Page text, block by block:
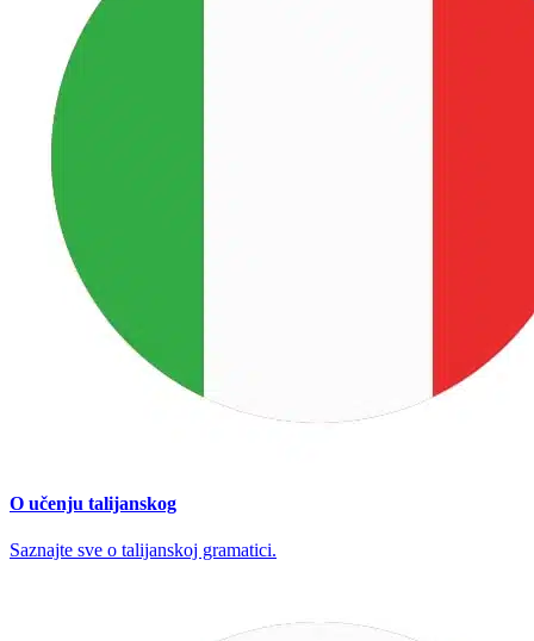
O učenju talijanskog
Saznajte sve o talijanskoj gramatici.